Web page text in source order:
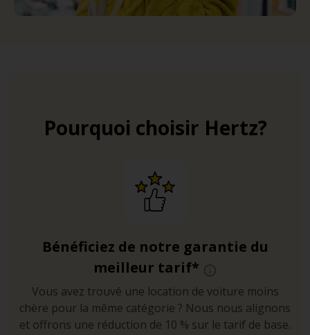
Pourquoi choisir Hertz?
Bénéficiez de notre garantie du
meilleur tarif*
Vous avez trouvé une location de voiture moins
chère pour la même catégorie ? Nous nous alignons
et offrons une réduction de 10 % sur le tarif de base.